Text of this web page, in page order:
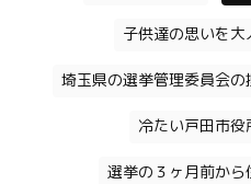
子供達の思いを
埼玉県の選挙管理委員会の
冷たい戸田市役
選挙の３ヶ月前か